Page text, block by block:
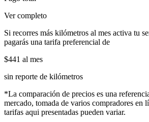
Ver completo
Si recorres más kilómetros al mes activa tu
pagarás una tarifa preferencial de
$441 al mes
sin reporte de kilómetros
*La comparación de precios es una
mercado, tomada de varios compradores en
tarifas aqui presentadas pueden variar.